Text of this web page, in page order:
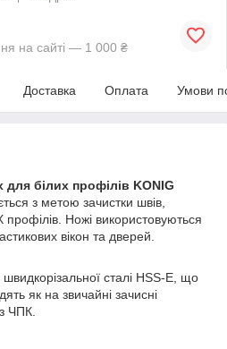
на сайті — 1 000 ₴
Доставка Оплата Умови
білих профілів KONIG
з метою зачистки швів,
Ножі використовуються
вікон та дверей.
швидкорізальної сталі HSS-E, що
як на звичайні зачисні
ЧПК.